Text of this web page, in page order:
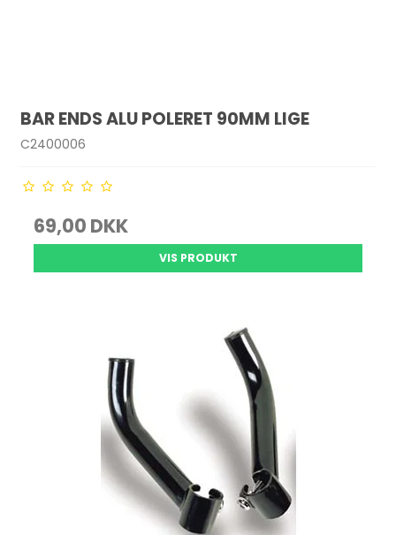
BAR ENDS ALU POLERET 90MM LIGE
C2400006
69,00 DKK
VIS PRODUKT